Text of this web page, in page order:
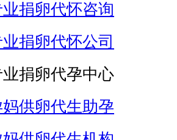
捐卵代怀咨询
捐卵代怀公司
捐卵代孕中心
供卵代生助孕